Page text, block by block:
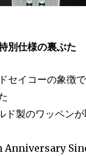
別仕様の裏ぶた
セイコーの象徴
ド製のワッペン
Anniversary